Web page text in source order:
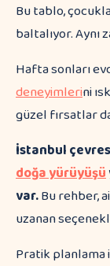
Bu tablo,
baltalıyor. Aynı
Hafta sonları
deneyimlerini
güzel fırsatlar
İstanbul
doğa yürüyüşü
var.Bu rehber,
uzanan
Pratik